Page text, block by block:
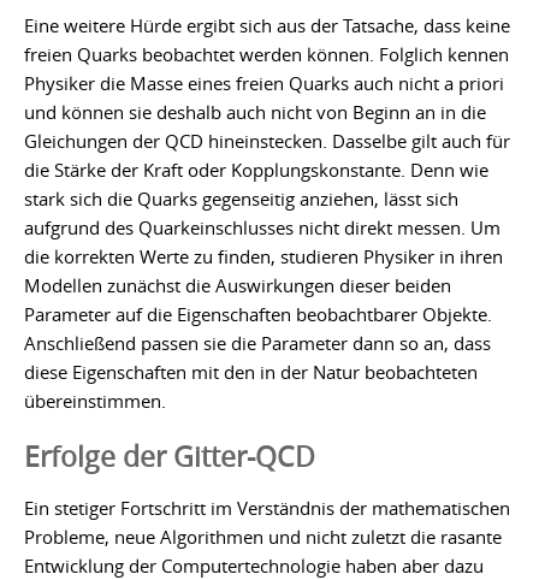
Eine weitere Hürde ergibt sich aus der Tatsache, dass keine
freien Quarks beobachtet werden können. Folglich kennen
Physiker die Masse eines freien Quarks auch nicht a priori
und können sie deshalb auch nicht von Beginn an in die
Gleichungen der QCD hineinstecken. Dasselbe gilt auch für
die Stärke der Kraft oder Kopplungskonstante. Denn wie
stark sich die Quarks gegenseitig anziehen, lässt sich
aufgrund des Quarkeinschlusses nicht direkt messen. Um
die korrekten Werte zu finden, studieren Physiker in ihren
Modellen zunächst die Auswirkungen dieser beiden
Parameter auf die Eigenschaften beobachtbarer Objekte.
Anschließend passen sie die Parameter dann so an, dass
diese Eigenschaften mit den in der Natur beobachteten
übereinstimmen.
Erfolge der Gitter-QCD
Ein stetiger Fortschritt im Verständnis der mathematischen
Probleme, neue Algorithmen und nicht zuletzt die rasante
Entwicklung der Computertechnologie haben aber dazu